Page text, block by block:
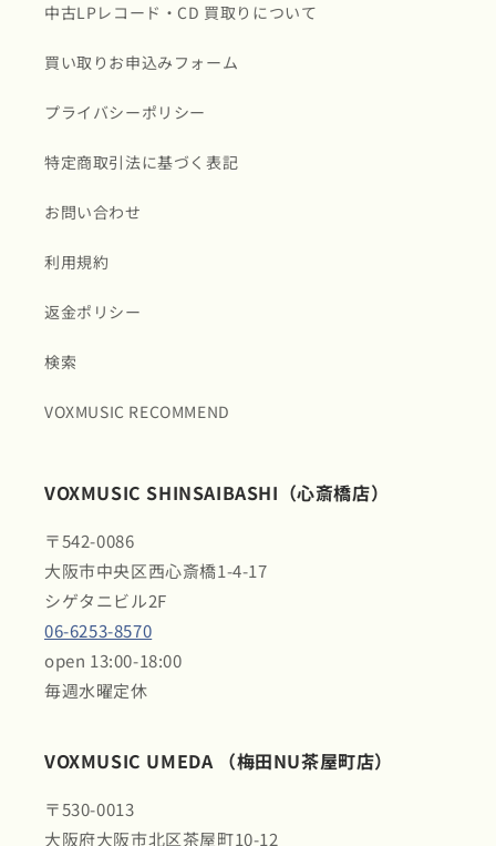
中古LPレコード・CD 買取りについて
買い取りお申込みフォーム
プライバシーポリシー
特定商取引法に基づく表記
お問い合わせ
利用規約
返金ポリシー
検索
VOXMUSIC RECOMMEND
VOXMUSIC SHINSAIBASHI（心斎橋店）
〒542-0086
大阪市中央区西心斎橋1-4-17
シゲタニビル2F
06-6253-8570
open 13:00-18:00
毎週水曜定休
VOXMUSIC UMEDA （梅田NU茶屋町店）
〒530-0013
大阪府大阪市北区茶屋町10-12